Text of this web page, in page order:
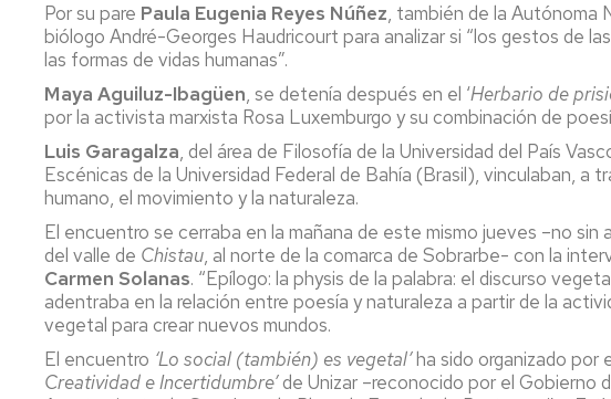
Por su pare Paula Eugenia Reyes Núñez, también de la Autónoma
biólogo André-Georges Haudricourt para analizar si “los gestos de
las formas de vidas humanas”.
Maya Aguiluz-Ibagüen, se detenía después en el ‘Herbario de
por la activista marxista Rosa Luxemburgo y su combinación de
Luis Garagalza, del área de Filosofía de la Universidad del País
Escénicas de la Universidad Federal de Bahía (Brasil), vinculaban, a
humano, el movimiento y la naturaleza.
El encuentro se cerraba en la mañana de este mismo jueves –no
del valle de Chistau, al norte de la comarca de Sobrarbe- con la
Carmen Solanas. “Epílogo: la physis de la palabra: el discurso
adentraba en la relación entre poesía y naturaleza a partir de la
vegetal para crear nuevos mundos.
El encuentro ‘Lo social (también) es vegetal’ha sido organizado por
Creatividad e Incertidumbre’de Unizar –reconocido por el Gobierno